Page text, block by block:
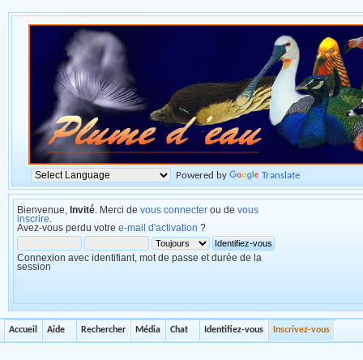
Powered by Translate
Bienvenue, Invité . Merci de vous connecter ou de vous
inscrire
Avez-vous perdu votre e-mail d'activation ?
Connexion avec identifiant, mot de passe et durée de la
session
Accueil Aide Rechercher Média Chat Identifiez-vous Inscrivez-vous